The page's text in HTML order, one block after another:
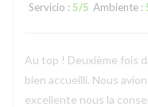
Servicio : 5/5 Ambiente :
Au top ! Deuxième fois
bien accueilli. Nous
excellente nous la